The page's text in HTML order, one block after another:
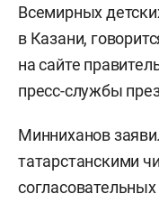
Всемирных
в Казани,
на сайте
пресс-службы
Минниханов
татарстанскими